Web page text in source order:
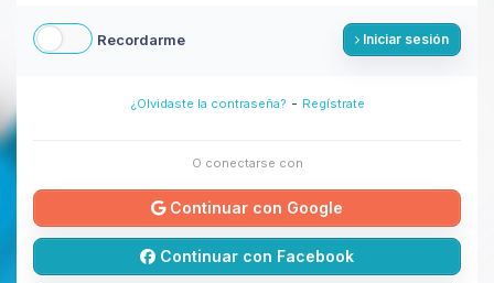
Recordarme Iniciar sesión
¿Olvidaste la contraseña? - Regístrate
O conectarse con
Continuar con Google
Continuar con Facebook